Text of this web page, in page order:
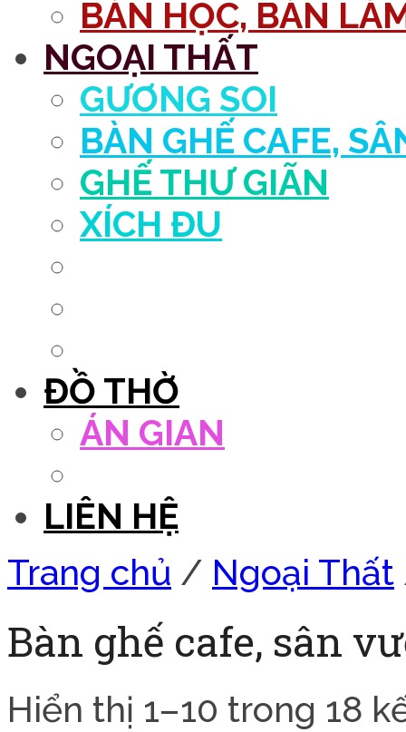
BÀN HỌC, BÀN
NGOẠI THẤT
GƯƠNG SOI
BÀN GHẾ CAFE,
GHẾ THƯ GIÃN
XÍCH ĐU
ĐỒ THỜ
ÁN GIAN
LIÊN HỆ
Trang chủ / Ngoại Thất
Bàn ghế cafe, sân
Hiển thị 1–10 trong 18